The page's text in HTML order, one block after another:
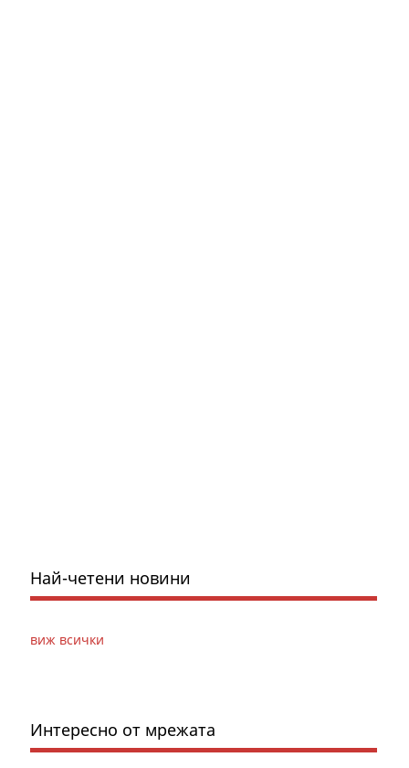
Най-четени новини
виж всички
Интересно от мрежата